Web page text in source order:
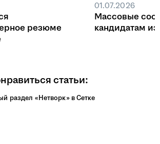
резюме
01.07.2026
Массовые
кандидатам
статьи:
раздел «Нетворк» в Сетке